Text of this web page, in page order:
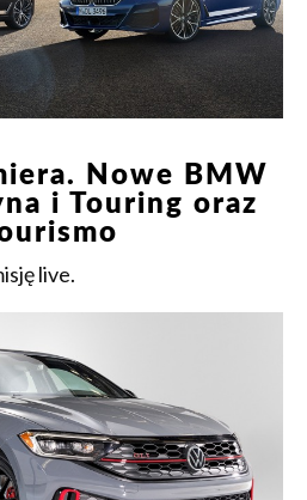
Nowe BMW
i Touring oraz
live.